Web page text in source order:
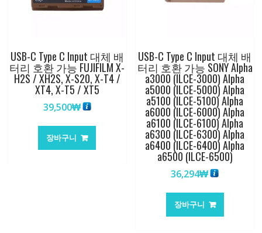
USB-C Type C Input 대체 배
터리 호환 가능 FUJIFILM X-
H2S / XH2S, X-S20, X-T4 /
XT4, X-T5 / XT5
39,500₩
장바구니
USB-C Type C Input 대체 배
터리 호환 가능 SONY Alpha
a3000 (ILCE-3000) Alpha
a5000 (ILCE-5000) Alpha
a5100 (ILCE-5100) Alpha
a6000 (ILCE-6000) Alpha
a6100 (ILCE-6100) Alpha
a6300 (ILCE-6300) Alpha
a6400 (ILCE-6400) Alpha
a6500 (ILCE-6500)
36,294₩
장바구니